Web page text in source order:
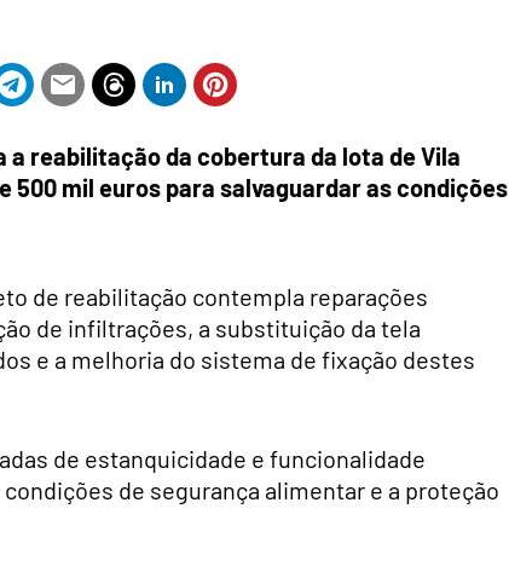
a reabilitação da cobertura da lota de Vila
500 mil euros para salvaguardar as condições
de reabilitação contempla reparações
de infiltrações, a substituição da tela
e a melhoria do sistema de fixação destes
de estanquicidade e funcionalidade
de segurança alimentar e a proteção